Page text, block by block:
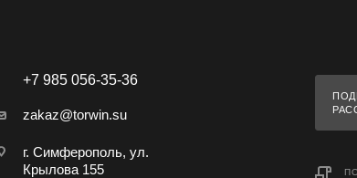
+7 985 056-35-36
zakaz@torwin.su
г. Симферополь, ул.
Крылова 155